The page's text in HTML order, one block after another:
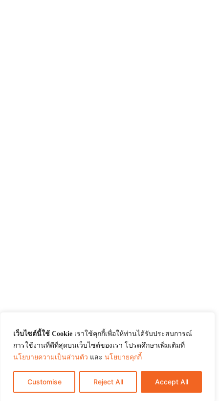
เว็บไซต์นี้ใช้ Cookie เราใช้คุกกี้เพื่อให้ท่านได้รับประสบการณ์
การใช้งานที่ดีที่สุดบนเว็บไซต์ของเรา โปรดศึกษาเพิ่มเติมที่
นโยบายความเป็นส่วนตัว และ นโยบายคุกกี้
Customise Reject All Accept All